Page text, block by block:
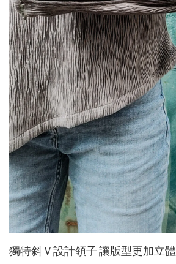
獨特斜Ｖ設計領子,讓版型更加立體